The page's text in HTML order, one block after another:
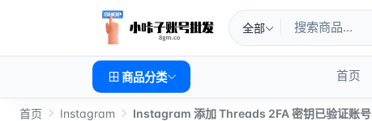
全部
商品分类 首页
首页 Instagram Instagram 添加 Threads 2FA 密钥已验证账号